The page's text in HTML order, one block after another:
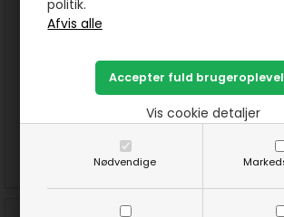
politik.
Nødvendige
Vis cookie detaljer
Rund roterende skæreplade
fra Prym
475,00DKK
SE MERE KØB
Orange